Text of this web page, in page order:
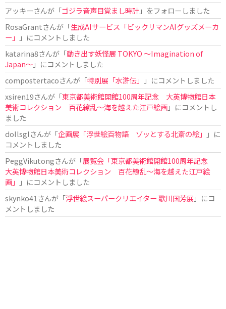
アッキーさんが「ゴジラ音声目覚まし時計」をフォローしました
RosaGrantさんが「生成AIサービス「ビックリマンAIグッズメーカ
ー」
」にコメントしました
katarina8さんが「動き出す妖怪展 TOKYO 〜Imagination of
Japan〜」にコメントしました
compostertacoさんが「特別展「水滸伝」
」にコメントしました
xsiren19さんが「東京都美術館開館100周年記念 大英博物館日本
美術コレクション 百花繚乱～海を越えた江戸絵画」にコメントし
ました
dollsglさんが「企画展「浮世絵百物語 ゾッとする北斎の絵」
」に
コメントしました
PeggVikutongさんが「展覧会「東京都美術館開館100周年記念
大英博物館日本美術コレクション 百花繚乱〜海を越えた江戸絵
画」
」にコメントしました
skynko41 さんが「浮世絵スーパークリエイター 歌川国芳展 」にコ
メントしました